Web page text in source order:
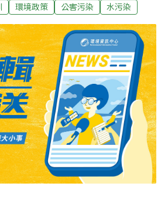
違反水污法第14條規定，將處以6
罰。環保局水質土壤防治科說，前
廢水讓人氣炸了，為避免業者有機
組，未來將持續利用假日、夜間加
管工廠外，並派員守株待兔，一定
環境政策 公害污染 水污染